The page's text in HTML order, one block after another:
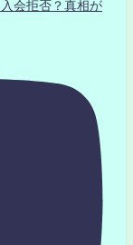
会拒否？真相が